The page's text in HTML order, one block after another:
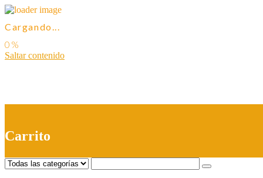
Cargando...
Saltar contenido
Carrito